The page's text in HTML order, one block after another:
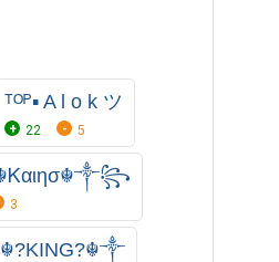
ᵀᴼᴾ▪ A l o k ツ
22 5
3